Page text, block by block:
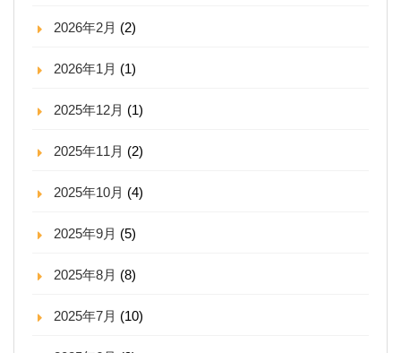
2026年2月 (2)
2026年1月 (1)
2025年12月 (1)
2025年11月 (2)
2025年10月 (4)
2025年9月 (5)
2025年8月 (8)
2025年7月 (10)